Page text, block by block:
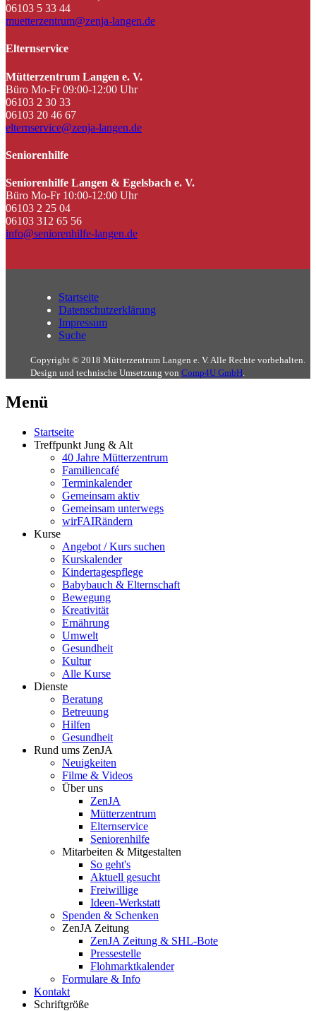
06103 5 33 44
muetterzentrum@zenja-langen.de
Elternservice
Mütterzentrum Langen e. V.
Büro Mo-Fr 09:00-12:00 Uhr
06103 2 30 33
06103 20 46 67
elternservice@zenja-langen.de
Seniorenhilfe
Seniorenhilfe Langen & Egelsbach e. V.
Büro Mo-Fr 10:00-12:00 Uhr
06103 2 25 04
06103 312 65 56
info@seniorenhilfe-langen.de
Startseite
Datenschutzerklärung
Impressum
Suche
Copyright © 2018 Mütterzentrum Langen e. V. Alle Rechte vorbehalten.
Design und technische Umsetzung von Comp4U GmbH.
Menü
Startseite
Treffpunkt Jung & Alt
40 Jahre Mütterzentrum
Familiencafé
Terminkalender
Gemeinsam aktiv
Gemeinsam unterwegs
wirFAIRändern
Kurse
Angebot / Kurs suchen
Kurskalender
Kindertagespflege
Babybauch & Elternschaft
Bewegung
Kreativität
Ernährung
Umwelt
Gesundheit
Kultur
Alle Kurse
Dienste
Beratung
Betreuung
Hilfen
Gesundheit
Rund ums ZenJA
Neuigkeiten
Filme & Videos
Über uns
ZenJA
Mütterzentrum
Elternservice
Seniorenhilfe
Mitarbeiten & Mitgestalten
So geht's
Aktuell gesucht
Freiwillige
Ideen-Werkstatt
Spenden & Schenken
ZenJA Zeitung
ZenJA Zeitung & SHL-Bote
Pressestelle
Flohmarktkalender
Formulare & Info
Kontakt
Schriftgröße